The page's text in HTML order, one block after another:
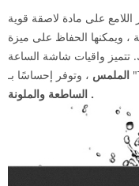
على مادة لاصقة قوية
، ويمكنها الحفاظ على ميزة
الملمس
الساطعة والملونة .